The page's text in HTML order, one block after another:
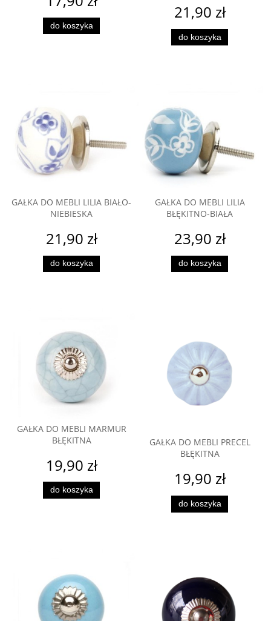
do koszyka
21,90 zł
do koszyka
GAŁKA DO MEBLI LILIA BIAŁO-
NIEBIESKA
21,90 zł
do koszyka
GAŁKA DO MEBLI LILIA
BŁĘKITNO-BIAŁA
23,90 zł
do koszyka
GAŁKA DO MEBLI MARMUR
BŁĘKITNA
19,90 zł
do koszyka
GAŁKA DO MEBLI PRECEL
BŁĘKITNA
19,90 zł
do koszyka